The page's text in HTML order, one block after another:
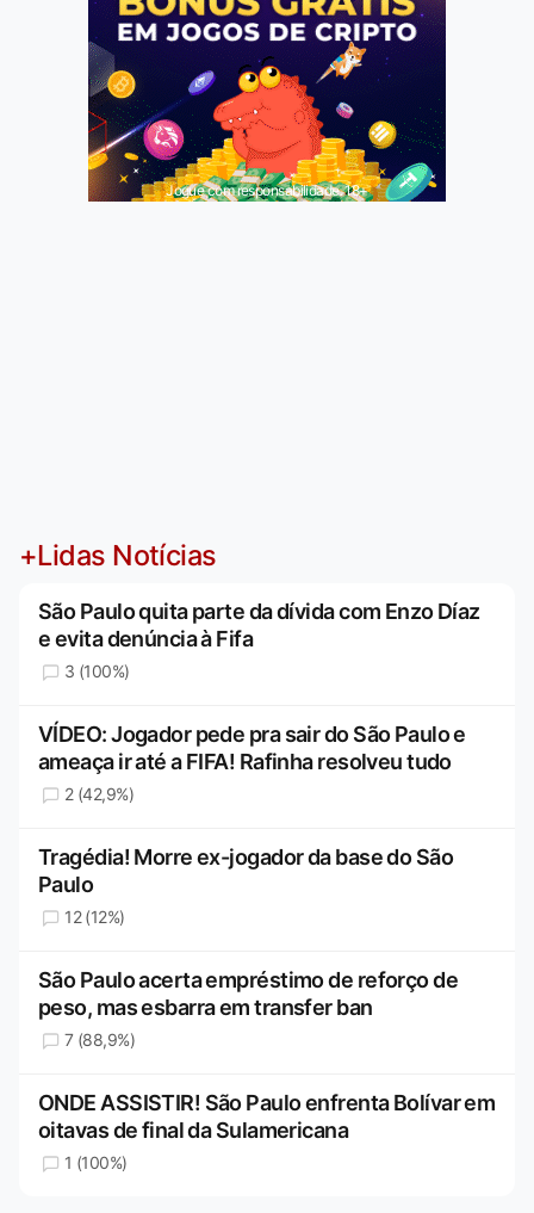
Jogue com responsabilidade. 18+
+Lidas Notícias
São Paulo quita parte da dívida com Enzo Díaz
e evita denúncia à Fifa
3 (100%)
VÍDEO: Jogador pede pra sair do São Paulo e
ameaça ir até a FIFA! Rafinha resolveu tudo
2 (42,9%)
Tragédia! Morre ex-jogador da base do São
Paulo
12 (12%)
São Paulo acerta empréstimo de reforço de
peso, mas esbarra em transfer ban
7 (88,9%)
ONDE ASSISTIR! São Paulo enfrenta Bolívar em
oitavas de final da Sulamericana
1 (100%)